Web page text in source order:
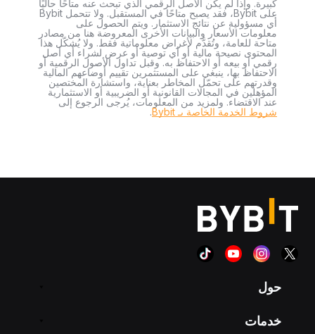
كبيرة. وإذا لم يكن الأصل الرقمي الذي تبحث عنه متاحًا حاليًا
على Bybit، فقد يصبح متاحًا في المستقبل. ولا تتحمل Bybit
أي مسؤولية عن نتائج الاستثمار. ويتم الحصول على
معلومات الأسعار والبيانات الأخرى المعروضة هنا من مصادر
متاحة للعامة، وتُقدَّم لأغراض معلوماتية فقط. ولا يُشكّل هذا
المحتوى نصيحة مالية أو أي توصية أو عرض لشراء أي أصل
رقمي أو بيعه أو الاحتفاظ به. وقبل تداول الأصول الرقمية أو
الاحتفاظ بها، ينبغي على المستثمرين تقييم أوضاعهم المالية
وقدرتهم على تحمّل المخاطر بعناية، واستشارة المختصين
المؤهلين في المجالات القانونية أو الضريبية أو الاستثمارية
عند الاقتضاء. ولمزيد من المعلومات، يُرجى الرجوع إلى
شروط الخدمة الخاصة بـ Bybit
.
حول
خدمات